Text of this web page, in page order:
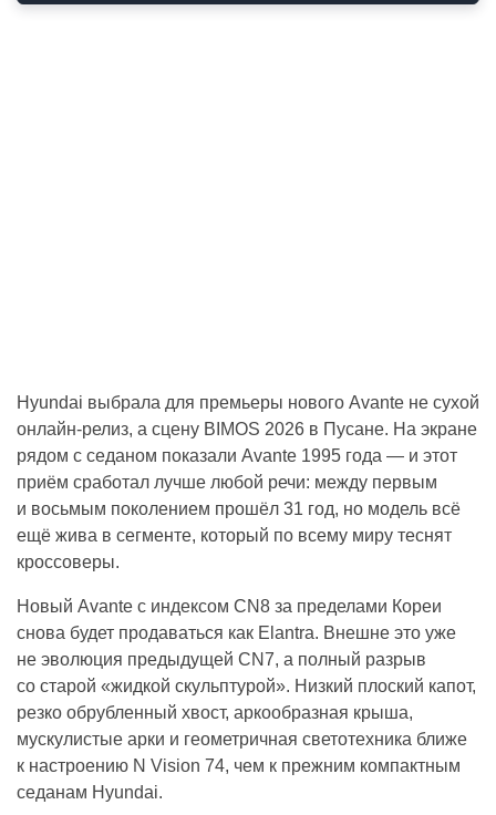
Hyundai выбрала для премьеры нового Avante не сухой
онлайн-релиз, а сцену BIMOS 2026 в Пусане. На экране
рядом с седаном показали Avante 1995 года — и этот
приём сработал лучше любой речи: между первым
и восьмым поколением прошёл 31 год, но модель всё
ещё жива в сегменте, который по всему миру теснят
кроссоверы.
Новый Avante с индексом CN8 за пределами Кореи
снова будет продаваться как Elantra. Внешне это уже
не эволюция предыдущей CN7, а полный разрыв
со старой «жидкой скульптурой». Низкий плоский капот,
резко обрубленный хвост, аркообразная крыша,
мускулистые арки и геометричная светотехника ближе
к настроению N Vision 74, чем к прежним компактным
седанам Hyundai.